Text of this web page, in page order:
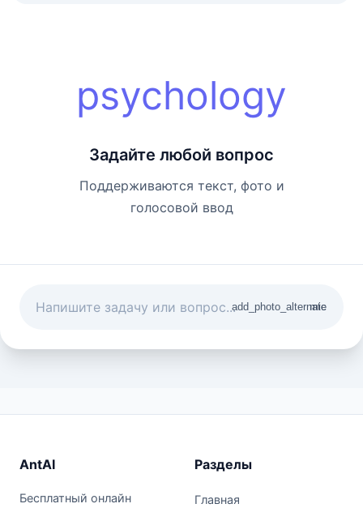
psychology
Задайте любой вопрос
Поддерживаются текст, фото и
голосовой ввод
add_photo_alternate
mic
AntAI
Бесплатный онлайн
Разделы
Главная